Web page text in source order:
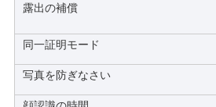
露出の補償
同一証明モード
写真を防ぎなさい